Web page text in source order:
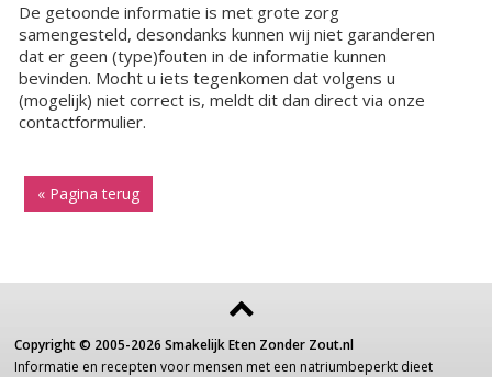
De getoonde informatie is met grote zorg
samengesteld, desondanks kunnen wij niet garanderen
dat er geen (type)fouten in de informatie kunnen
bevinden. Mocht u iets tegenkomen dat volgens u
(mogelijk) niet correct is, meldt dit dan direct via onze
contactformulier.
« Pagina terug
Copyright © 2005-2026 Smakelijk Eten Zonder Zout.nl
Informatie en recepten voor mensen met een natriumbeperkt dieet